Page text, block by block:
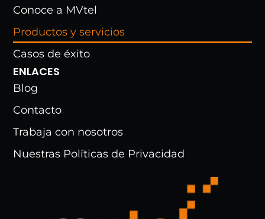
Conoce a MVtel
Productos y servicios
Casos de éxito
ENLACES
Blog
Contacto
Trabaja con nosotros
Nuestras Políticas de Privacidad